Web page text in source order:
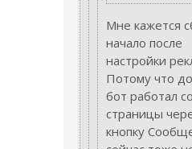
Мне кажется
начало после
настройки
Потому что
бот работал
страницы
кнопку